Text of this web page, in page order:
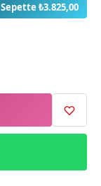
Sepette ₺3.825,00